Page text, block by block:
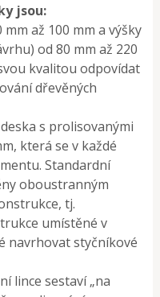
jsou:
až 100 mm a výšky
od 80 mm až 220
kvalitou odpovídat
dřevěných
s prolisovanými
která se v každé
Standardní
oboustranným
tj.
umístěné v
navrhovat styčníkové
lince sestaví „na